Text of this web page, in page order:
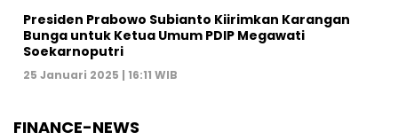
Presiden Prabowo Subianto Kiirimkan Karangan
Bunga untuk Ketua Umum PDIP Megawati
Soekarnoputri
25 Januari 2025 | 16:11 WIB
FINANCE-NEWS